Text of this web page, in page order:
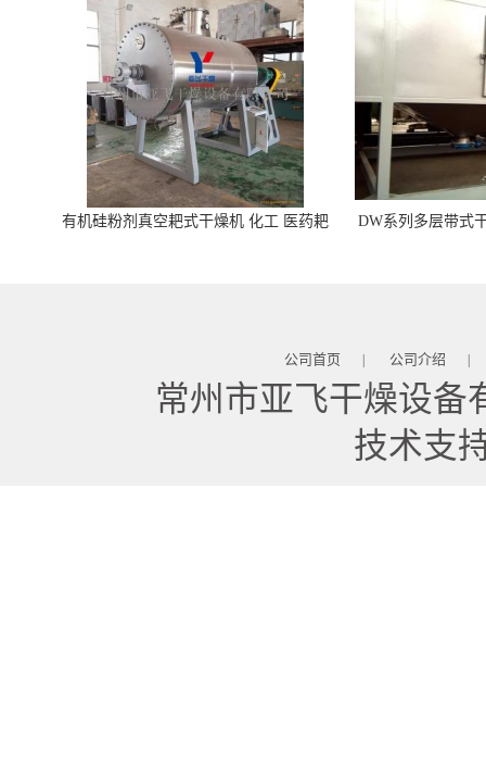
有机硅粉剂真空耙式干燥机 化工 医药耙
DW系列多层带式
公司首页 | 公司介绍 |
常州市亚飞干燥设备
技术支